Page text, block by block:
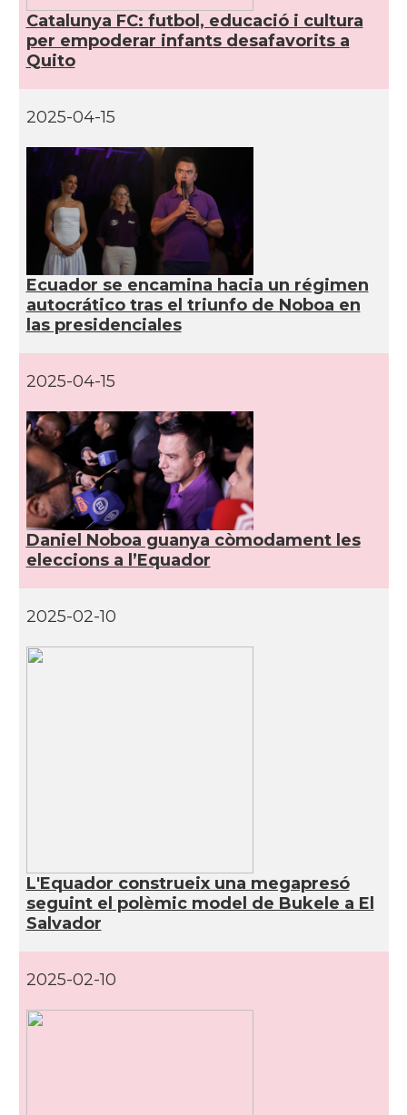
Catalunya FC: futbol, educació i cultura
per empoderar infants desafavorits a
Quito
2025-04-15
Ecuador se encamina hacia un régimen
autocrático tras el triunfo de Noboa en
las presidenciales
2025-04-15
Daniel Noboa guanya còmodament les
eleccions a l’Equador
2025-02-10
L'Equador construeix una megapresó
seguint el polèmic model de Bukele a El
Salvador
2025-02-10